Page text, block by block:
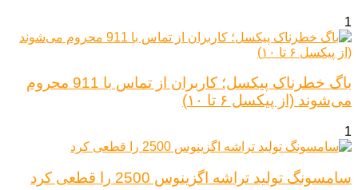
1
باگ خطرناک پیکسل؛ کاربران از تماس با 911 محروم
می‌شوند (از پیکسل ۶ تا ۱۰)
1
سامسونگ تولید تراشه اگزینوس 2500 را قطعی کرد